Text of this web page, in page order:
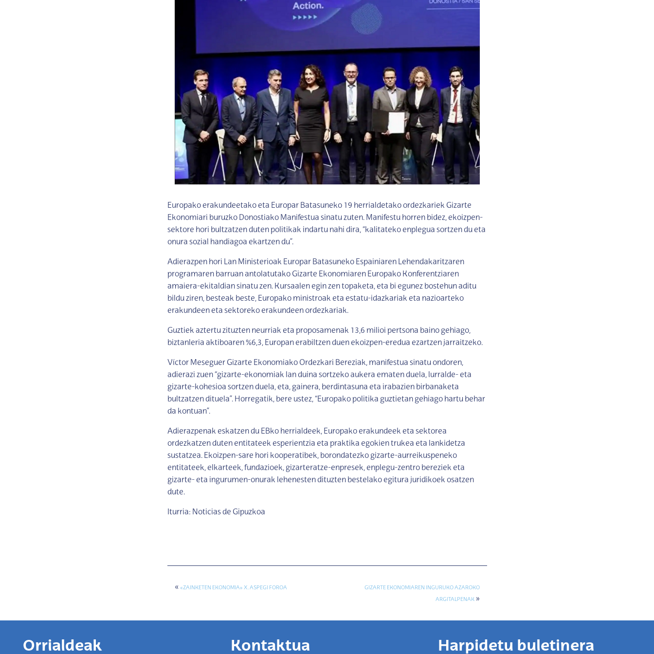
Europako erakundeetako eta Europar Batasuneko 19 herrialdetako ordezkariek Gizarte
Ekonomiari buruzko Donostiako Manifestua sinatu zuten. Manifestu horren bidez, ekoizpen-
sektore hori bultzatzen duten politikak indartu nahi dira, “kalitateko enplegua sortzen du eta
onura sozial handiagoa ekartzen du”.
Adierazpen hori Lan Ministerioak Europar Batasuneko Espainiaren Lehendakaritzaren
programaren barruan antolatutako Gizarte Ekonomiaren Europako Konferentziaren
amaiera-ekitaldian sinatu zen. Kursaalen egin zen topaketa, eta bi egunez bostehun aditu
bildu ziren, besteak beste, Europako ministroak eta estatu-idazkariak eta nazioarteko
erakundeen eta sektoreko erakundeen ordezkariak.
Guztiek aztertu zituzten neurriak eta proposamenak 13,6 milioi pertsona baino gehiago,
biztanleria aktiboaren %6,3, Europan erabiltzen duen ekoizpen-eredua ezartzen jarraitzeko.
Víctor Meseguer Gizarte Ekonomiako Ordezkari Bereziak, manifestua sinatu ondoren,
adierazi zuen “gizarte-ekonomiak lan duina sortzeko aukera ematen duela, lurralde- eta
gizarte-kohesioa sortzen duela, eta, gainera, berdintasuna eta irabazien birbanaketa
bultzatzen dituela”. Horregatik, bere ustez, “Europako politika guztietan gehiago hartu behar
da kontuan”.
Adierazpenak eskatzen du EBko herrialdeek, Europako erakundeek eta sektorea
ordezkatzen duten entitateek esperientzia eta praktika egokien trukea eta lankidetza
sustatzea. Ekoizpen-sare hori kooperatibek, borondatezko gizarte-aurreikuspeneko
entitateek, elkarteek, fundazioek, gizarteratze-enpresek, enplegu-zentro bereziek eta
gizarte- eta ingurumen-onurak lehenesten dituzten bestelako egitura juridikoek osatzen
dute.
Iturria: Noticias de Gipuzkoa
« «ZAINKETEN EKONOMIA» X. ASPEGI FOROA GIZARTE EKONOMIAREN INGURUKO AZAROKO
ARGITALPENAK»
Orrialdeak Kontaktua Harpidetu buletinera